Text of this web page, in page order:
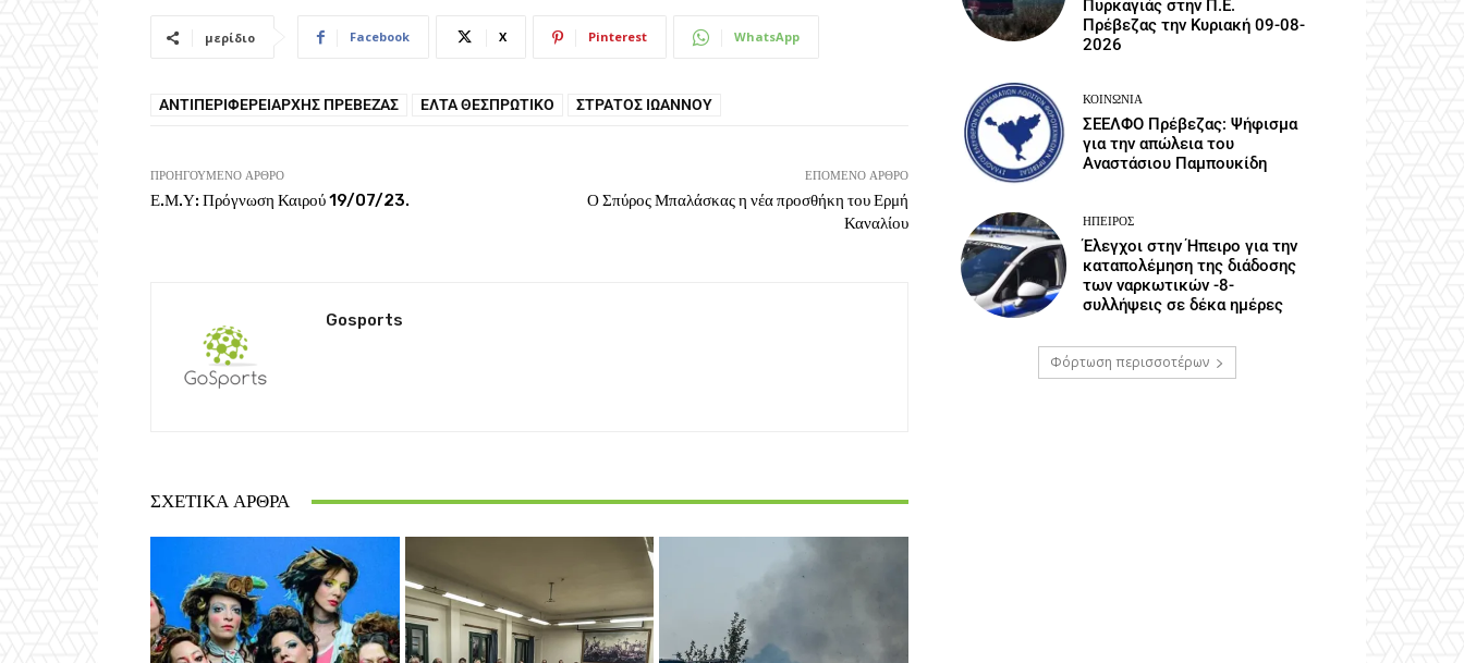
μερίδιο Facebook X Pinterest WhatsApp
ΑΝΤΙΠΕΡΙΦΕΡΕΙΆΡΧΗΣ ΠΡΈΒΕΖΑΣ ΕΛΤΑ ΘΕΣΠΡΩΤΙΚΌ ΣΤΡΆΤΟΣ ΙΩΆΝΝΟΥ
ΠΡΟΗΓΟΎΜΕΝΟ ΆΡΘΡΟ
Ε.Μ.Υ: Πρόγνωση Καιρού 19/07/23.
ΕΠΌΜΕΝΟ ΆΡΘΡΟ
Ο Σπύρος Μπαλάσκας η νέα προσθήκη του Ερμή
Καναλίου
Gosports
ΣΧΕΤΙΚΆ ΆΡΘΡΑ
Πυρκαγιάς στην Π.Ε.
Πρέβεζας την Κυριακή 09-08-
2026
ΚΟΙΝΩΝΙΑ
ΣΕΕΛΦΟ Πρέβεζας: Ψήφισμα
για την απώλεια του
Αναστάσιου Παμπουκίδη
ΉΠΕΙΡΟΣ
Έλεγχοι στην Ήπειρο για την
καταπολέμηση της διάδοσης
των ναρκωτικών -8-
συλλήψεις σε δέκα ημέρες
Φόρτωση περισσοτέρων